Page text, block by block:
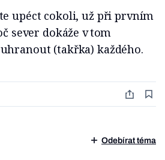
upéct cokoli, už při prvním
sever dokáže v tom
(takřka) každého.
Odebírat téma